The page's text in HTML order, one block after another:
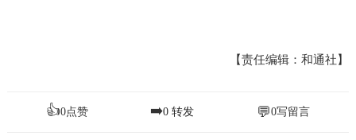
【责任编辑：和通社】
👍0点赞 ➡️0 转发 💬0写留言